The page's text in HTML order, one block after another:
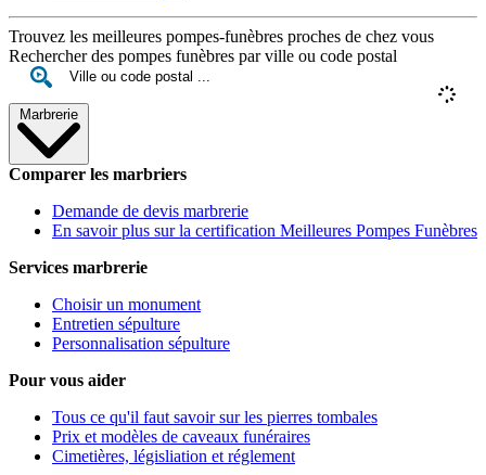
Trouvez les meilleures pompes-funèbres proches de chez vous
Rechercher des pompes funèbres par ville ou code postal
Marbrerie
Comparer les marbriers
Demande de devis marbrerie
En savoir plus sur la certification Meilleures Pompes Funèbres
Services marbrerie
Choisir un monument
Entretien sépulture
Personnalisation sépulture
Pour vous aider
Tous ce qu'il faut savoir sur les pierres tombales
Prix et modèles de caveaux funéraires
Cimetières, législiation et réglement